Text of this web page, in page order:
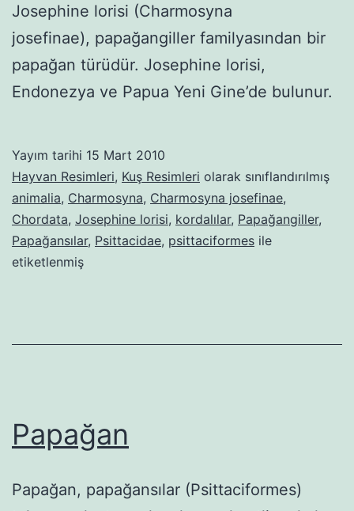
Josephine lorisi (Charmosyna
josefinae), papağangiller familyasından bir
papağan türüdür. Josephine lorisi,
Endonezya ve Papua Yeni Gine’de bulunur.
Yayım tarihi 15 Mart 2010
Hayvan Resimleri, Kuş Resimleri olarak sınıflandırılmış
animalia, Charmosyna, Charmosyna josefinae,
Chordata, Josephine lorisi, kordalılar, Papağangiller,
Papağansılar, Psittacidae, psittaciformes ile
etiketlenmiş
Papağan
Papağan, papağansılar (Psittaciformes)